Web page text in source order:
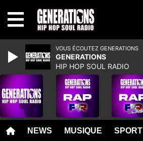
NEWS MUSIQUE SPORT
VOUS ÉCOUTEZ GENERATIONS
GENERATIONS
HIP HOP SOUL RADIO